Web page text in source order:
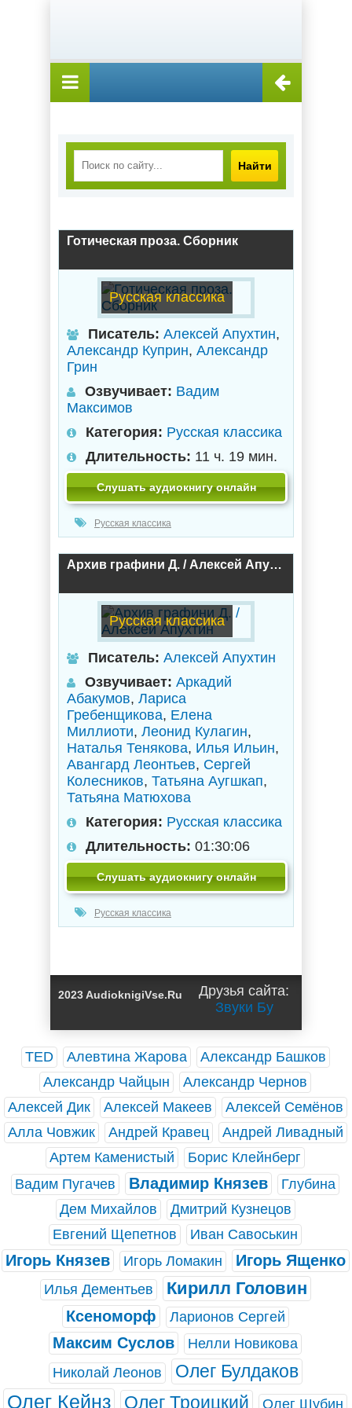
Найти
Готическая проза. Сборник
Русская классика
Писатель: Алексей Апухтин,
Александр Куприн, Александр
Грин
Озвучивает: Вадим
Максимов
Категория: Русская классика
Длительность: 11 ч. 19 мин.
Слушать аудиокнигу онлайн
Русская классика
Архив графини Д. / Алексей Апухтин
Русская классика
Писатель: Алексей Апухтин
Озвучивает: Аркадий
Абакумов, Лариса
Гребенщикова, Елена
Миллиоти, Леонид Кулагин,
Наталья Тенякова, Илья Ильин,
Авангард Леонтьев, Сергей
Колесников, Татьяна Аугшкап,
Татьяна Матюхова
Категория: Русская классика
Длительность: 01:30:06
Слушать аудиокнигу онлайн
Русская классика
2023 AudioknigiVse.Ru
Друзья сайта:
Звуки Бу
TED Алевтина Жарова
Александр Башков
Александр Чайцын
Александр Чернов
Алексей Дик
Алексей Макеев
Алексей Семёнов
Алла Човжик
Андрей Кравец
Андрей Ливадный
Артем Каменистый
Борис Клейнберг
Вадим Пугачев
Владимир Князев
Глубина
Дем Михайлов
Дмитрий Кузнецов
Евгений Щепетнов
Иван Савоськин
Игорь Князев Игорь Ломакин Игорь Ященко
Илья Дементьев Кирилл Головин
Ксеноморф Ларионов Сергей
Максим Суслов
Нелли Новикова
Николай Леонов
Олег Булдаков
Олег Кейнз Олег Троицкий Олег Шубин